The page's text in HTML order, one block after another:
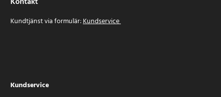
Kundtjänst via formulär:Kundservice
Kundservice